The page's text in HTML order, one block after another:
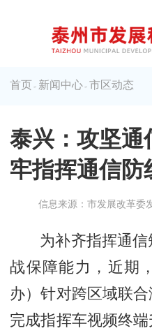
首页 > 新闻中心 > 市区动态
泰兴：攻坚
牢指挥通信防
信息来源：市发展改革委
为补齐指挥通
战保障能力，近期
办）针对跨区域联
完成指挥车视频终